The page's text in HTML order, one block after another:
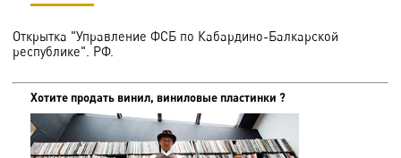
Открытка "Управление ФСБ по Кабардино-Балкарской
республике". РФ.
Хотите продать винил, виниловые пластинки ?